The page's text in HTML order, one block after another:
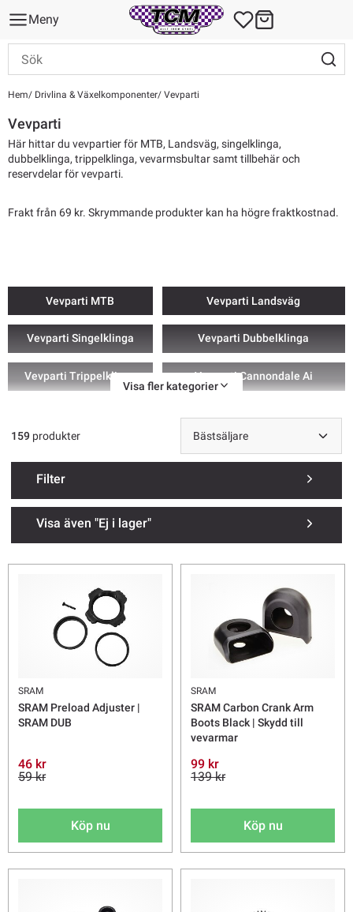
Meny
Hem Drivlina & Växelkomponenter Vevparti
Vevparti
Vevparti MTB Vevparti Landsväg
Vevparti Singelklinga Vevparti Dubbelklinga
Vevparti Trippelklinga Vevparti Cannondale Ai
Visa fler kategorier
Här hittar du vevpartier för MTB, Landsväg, singelklinga,
dubbelklinga, trippelklinga, vevarmsbultar samt tillbehär och
reservdelar för vevparti.
Frakt från 69 kr. Skrymmande produkter kan ha högre fraktkostnad.
Filter
Visa även "Ej i lager"
159 produkter
SRAM
SRAM Preload Adjuster |
SRAM DUB
46 kr
59 kr
Köp nu
SRAM
SRAM Carbon Crank Arm
Boots Black | Skydd till
vevarmar
99 kr
139 kr
Köp nu